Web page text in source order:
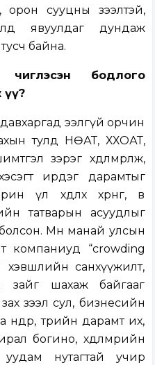
орон сууцны зээлтэй,
явуулдаг дундаж
байна.
бодлого
үү?
ээлгүй орчин
тулд НӨАТ, ХХОАТ,
зэрэг хөдөлмөрлөж,
ирдэг дарамтыг
үл хөдлөх хөрөнгө, өв
татварын асуудлыг
Мөн манай улсын
компаниуд “crowding
хэвшлийн санхүүжилт,
зайг шахаж байгааг
зах зээл сул, бизнесийн
төрийн дарамт их,
богино, хөдөлмөрийн
нутагтай учир